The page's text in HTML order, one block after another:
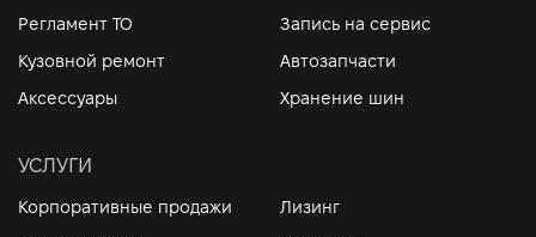
Регламент ТО
Запись на сервис
Кузовной ремонт
Автозапчасти
Аксессуары
Хранение шин
УСЛУГИ
Корпоративные продажи
Лизинг